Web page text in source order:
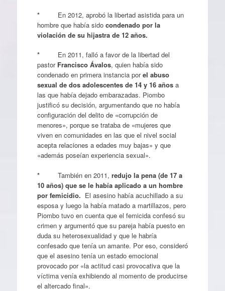
*
En 2012, aprobó la libertad asistida para un
hombre que había sido condenado por la
violación de su hijastra de 12 años.
*
En 2011, falló a favor de la libertad del
pastor Francisco Ávalos, quien había sido
condenado en primera instancia porel abuso
sexual de dos adolescentes de 14 y 16 añosa
las que había dejado embarazadas. Piombo
justificó su decisión, argumentando que no había
configuración del delito de «corrupción de
menores», porque se trataba de «mujeres que
viven en comunidades en las que el nivel social
acepta relaciones a edades muy bajas» y que
«además poseían experiencia sexual».
* También en 2011, redujo la pena (de 17 a
10 años) que se le había aplicado a un hombre
por femicidio. El asesino había acuchillado a su
esposa y luego la había matado a martillazos, pero
Piombo tuvo en cuenta que el femicida confesó su
crimen y argumentó que su pareja había puesto en
duda su heterosexualidad y que le habría
confesado que tenía un amante. Por eso, consideró
que el asesino tenía un estado emocional
provocado por «la actitud casi provocativa que la
víctima venía exhibiendo al momento de producirse
el altercado final».